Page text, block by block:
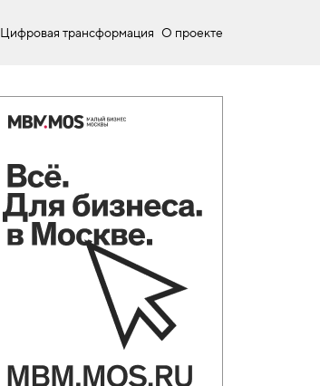
Цифровая трансформация О проекте